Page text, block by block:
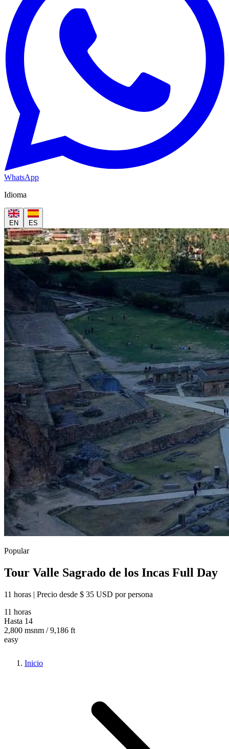
WhatsApp
Idioma
EN ES
Popular
Tour Valle Sagrado de los Incas Full Day
11 horas | Precio desde $ 35 USD por persona
11 horas
Hasta 14
2,800 msnm / 9,186 ft
easy
Inicio